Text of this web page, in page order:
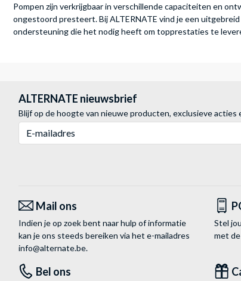
Pompen zijn verkrijgbaar in verschillende capaciteiten en
ongestoord presteert. Bij ALTERNATE vind je een
ondersteuning die het nodig heeft om topprestaties te
ALTERNATE nieuwsbrief
Blijf op de hoogte van nieuwe producten, exclusieve acties
Mail ons
Indien je op zoek bent naar hulp of informatie
kan je ons steeds bereiken via het e-mailadres
info@alternate.be.
Stel
met
Bel ons